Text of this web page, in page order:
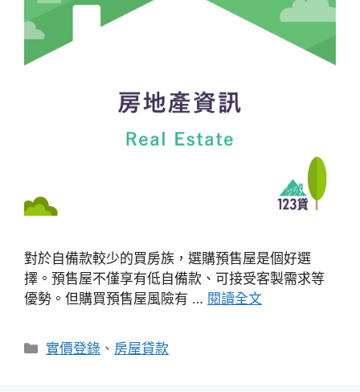
對於自備款較少的買房族，選購預售屋是個好選
擇。預售屋不僅享有低自備款、可接受客製需求等
優勢。但購買預售屋風險有 … 閱讀全文
分
實價登錄 、 房屋貸款